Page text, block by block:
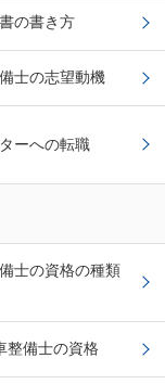
の書き方
士の志望動機
ーへの転職
士の資格の種類
整備士の資格